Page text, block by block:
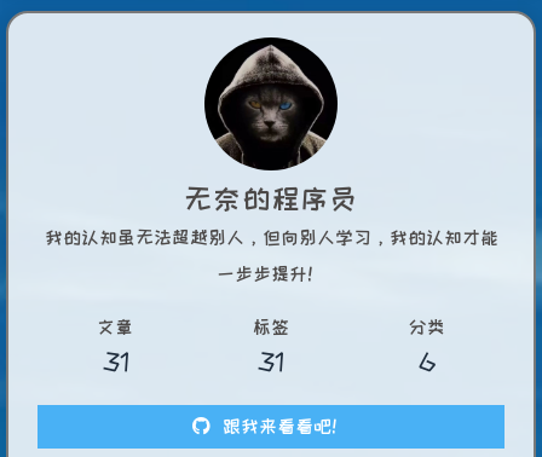
无奈的程序员
我的认知虽无法超越别人，但向别人学习，我的认知才能
一步步提升！
文章
31
标签
31
分类
6
跟我来看看吧！